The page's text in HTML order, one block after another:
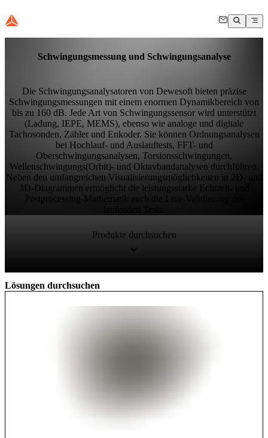
Schwingungsmessung und Schwingungsanalyse
Die Schwingungsanalysatoren von Dewesoft bieten präzise
Schwingungsmessungen mit einem enormen Dynamikbereich von
bis zu 160 dB. Jede Art von Schwingungssensor wird unterstützt
(Ladung, IEPE, MEMS), ebenso wie analoge und digitale
Tachosonden, Zähler und Enkoder. Sie können Ordnungsanalysen
bei Hochlauf- und Auslauftests, FFT- und
Oberschwingungsanalysen, Torsionsschwingungen,
Wellenschwingungs(Orbit)- und Oktavbandanalysen durchführen.
Neben den umfangreichen Visualisierungsmöglichkeiten in 2D- und
3D-Diagrammen ermöglicht die leistungsstarke Echtzeit- und
Postprocessing-Mathematik auch die Live-Validierung des
Produkte durchsuchen
Lösungen durchsuchen